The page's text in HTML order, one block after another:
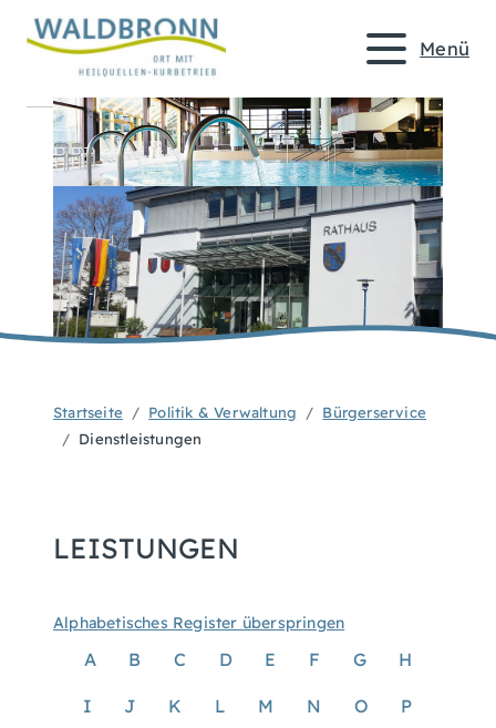
Menü
Startseite Politik & Verwaltung
Bürgerservice
Dienstleistungen
LEISTUNGEN
Alphabetisches Register überspringen
A B C D E F G H
I J K L M N O P